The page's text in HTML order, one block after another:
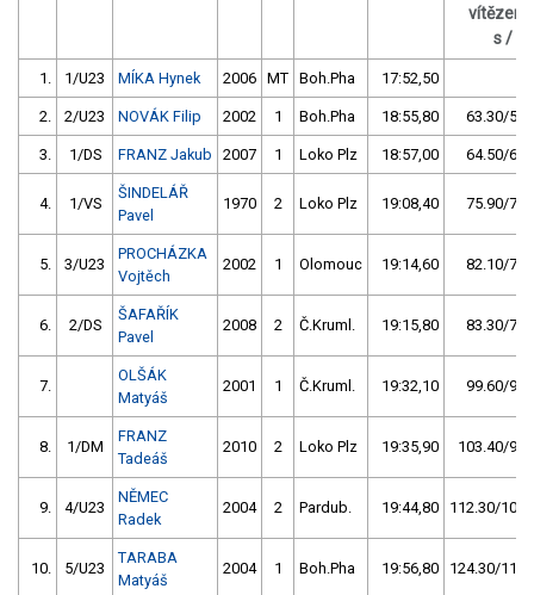
vítězem
s / %
1. 1/U23 MÍKA Hynek 2006 MT Boh.Pha 17:52,50
2. 2/U23 NOVÁK Filip 2002 1 Boh.Pha 18:55,80 63.30/5,9
3. 1/DS FRANZ Jakub 2007 1 Loko Plz 18:57,00 64.50/6,0
4. 1/VS
ŠINDELÁŘ
Pavel
1970 2 Loko Plz 19:08,40 75.90/7,1
5. 3/U23
PROCHÁZKA
Vojtěch
2002 1 Olomouc 19:14,60 82.10/7,7
6. 2/DS
ŠAFAŘÍK
Pavel
2008 2 Č.Kruml. 19:15,80 83.30/7,8
7.
OLŠÁK
Matyáš
2001 1 Č.Kruml. 19:32,10 99.60/9,3
8. 1/DM
FRANZ
Tadeáš
2010 2 Loko Plz 19:35,90 103.40/9,6
9. 4/U23
NĚMEC
Radek
2004 2 Pardub. 19:44,80 112.30/10,5
10. 5/U23
TARABA
Matyáš
2004 1 Boh.Pha 19:56,80 124.30/11,6